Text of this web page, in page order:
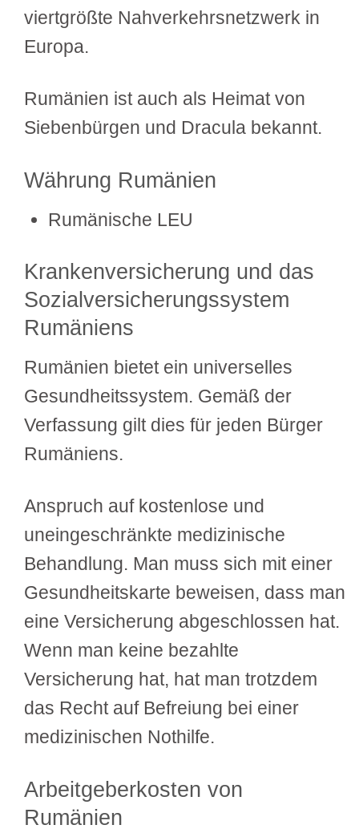
viertgrößte Nahverkehrsnetzwerk in
Europa.
Rumänien ist auch als Heimat von
Siebenbürgen und Dracula bekannt.
Währung Rumänien
Rumänische LEU
Krankenversicherung und das
Sozialversicherungssystem
Rumäniens
Rumänien bietet ein universelles
Gesundheitssystem. Gemäß der
Verfassung gilt dies für jeden Bürger
Rumäniens.
Anspruch auf kostenlose und
uneingeschränkte medizinische
Behandlung. Man muss sich mit einer
Gesundheitskarte beweisen, dass man
eine Versicherung abgeschlossen hat.
Wenn man keine bezahlte
Versicherung hat, hat man trotzdem
das Recht auf Befreiung bei einer
medizinischen Nothilfe.
Arbeitgeberkosten von
Rumänien